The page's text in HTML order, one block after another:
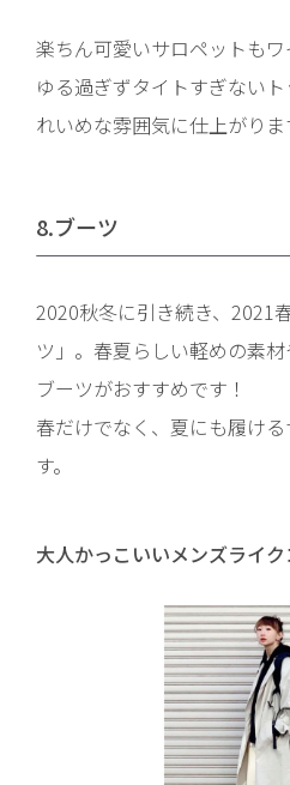
楽ちん可愛いサロペットも
ゆる過ぎずタイトすぎない
れいめな雰囲気に仕上がりま
8.ブーツ
2020秋冬に引き続き、2021
ツ」。春夏らしい軽めの素
ブーツがおすすめです！
春だけでなく、夏にも履け
す。
大人かっこいいメンズライ